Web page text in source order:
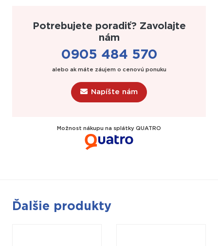
Potrebujete poradiť? Zavolajte
nám
0905 484 570
alebo ak máte záujem o cenovú ponuku
Napíšte nám
Možnost nákupu na splátky QUATRO
Ďalšie produkty